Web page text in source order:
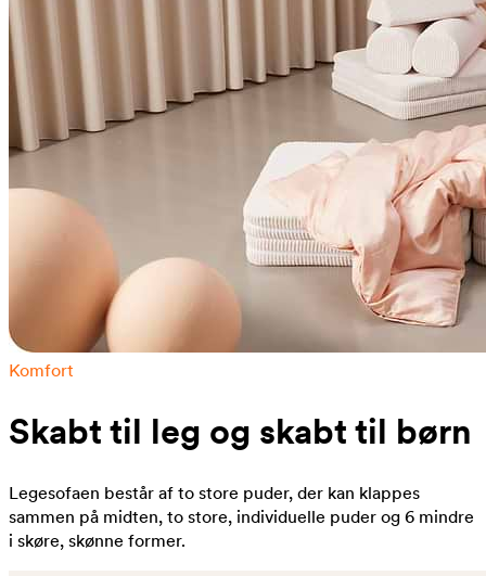
Komfort
Skabt til leg og skabt til børn
Legesofaen består af to store puder, der kan klappes
sammen på midten, to store, individuelle puder og 6 mindre
i skøre, skønne former.